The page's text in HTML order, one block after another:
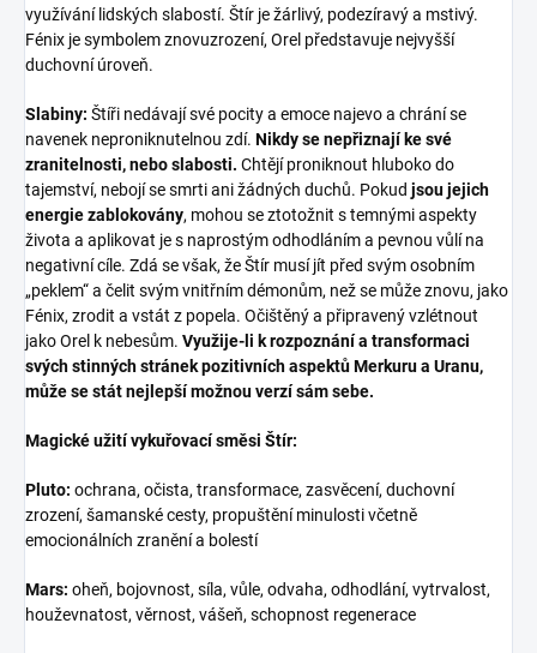
využívání lidských slabostí. Štír je žárlivý, podezíravý a mstivý.
Fénix je symbolem znovuzrození, Orel představuje nejvyšší
duchovní úroveň.
Slabiny: Štíři nedávají své pocity a emoce najevo a chrání se
navenek neproniknutelnou zdí. Nikdy se nepřiznají ke své
zranitelnosti, nebo slabosti. Chtějí proniknout hluboko do
tajemství, nebojí se smrti ani žádných duchů. Pokud jsou jejich
energie zablokovány, mohou se ztotožnit s temnými aspekty
života a aplikovat je s naprostým odhodláním a pevnou vůlí na
negativní cíle. Zdá se však, že Štír musí jít před svým osobním
„peklem“ a čelit svým vnitřním démonům, než se může znovu, jako
Fénix, zrodit a vstát z popela. Očištěný a připravený vzlétnout
jako Orel k nebesům. Využije-li k rozpoznání a transformaci
svých stinných stránek pozitivních aspektů Merkuru a Uranu,
může se stát nejlepší možnou verzí sám sebe.
Magické užití vykuřovací směsi Štír:
Pluto: ochrana, očista, transformace, zasvěcení, duchovní
zrození, šamanské cesty, propuštění minulosti včetně
emocionálních zranění a bolestí
Mars: oheň, bojovnost, síla, vůle, odvaha, odhodlání, vytrvalost,
houževnatost, věrnost, vášeň, schopnost regenerace